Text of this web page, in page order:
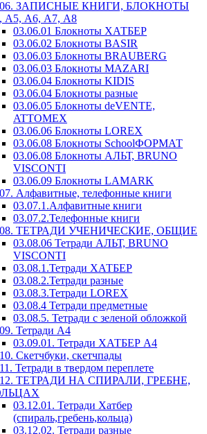
ЗАПИСНЫЕ КНИГИ, БЛОКНОТЫ
А5, А6, А7, А8
03.06.01 Блокноты ХАТБЕР
03.06.02 Блокноты BASIR
03.06.03 Блокноты BRAUBERG
03.06.03 Блокноты MAZARI
03.06.04 Блокноты KIDIS
03.06.04 Блокноты разные
03.06.05 Блокноты deVENTE,
ATTOMEX
03.06.06 Блокноты LOREX
03.06.08 Блокноты SchoolФОРМАТ
03.06.08 Блокноты АЛЬТ, BRUNO
VISCONTI
03.06.09 Блокноты LAMARK
Алфавитные, телефонные книги
03.07.1.Алфавитные книги
03.07.2.Телефонные книги
ТЕТРАДИ УЧЕНИЧЕСКИЕ, ОБЩИЕ
03.08.06 Тетради АЛЬТ, BRUNO
VISCONTI
03.08.1.Тетради ХАТБЕР
03.08.2.Тетради разные
03.08.3.Тетради LOREX
03.08.4 Тетради предметные
03.08.5. Тетради с зеленой обложкой
Тетради А4
03.09.01. Тетради ХАТБЕР А4
Скетчбуки, скетчпады
Тетради в твердом переплете
ТЕТРАДИ НА СПИРАЛИ, ГРЕБНЕ,
03.12.01. Тетради Хатбер
(спираль,гребень,кольца)
03.12.02. Тетради разные